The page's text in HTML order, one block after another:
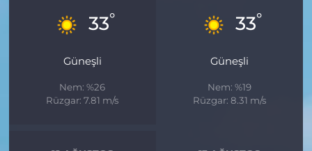
33°
Güneşli
Nem: %26
Rüzgar: 7.81 m/s
33°
Güneşli
Nem: %19
Rüzgar: 8.31 m/s